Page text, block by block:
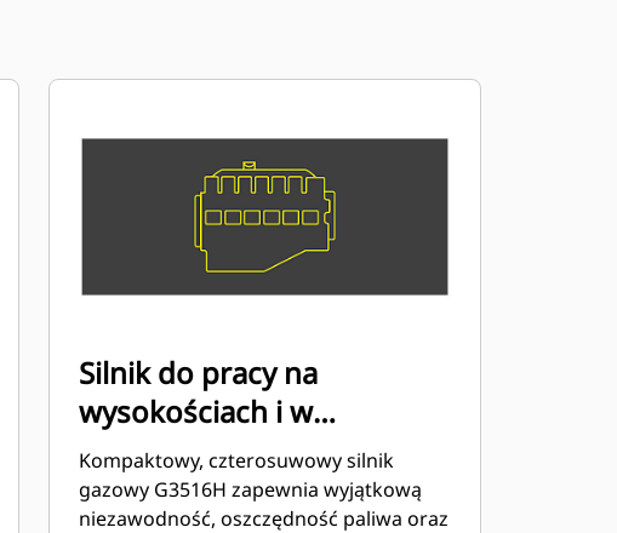
Silnik do pracy na
wysokościach i w
atmosferze zawierającej
gaz Cat® G3516H
Kompaktowy, czterosuwowy silnik
gazowy G3516H zapewnia wyjątkową
niezawodność, oszczędność paliwa oraz